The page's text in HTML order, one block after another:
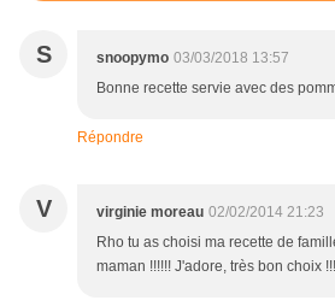
S snoopymo 03/03/2018 13:57
Bonne recette servie avec des
Répondre
V virginie moreau 02/02/2014 21:23
Rho tu as choisi ma recette de
maman !!!!!! J'adore, très bon choix